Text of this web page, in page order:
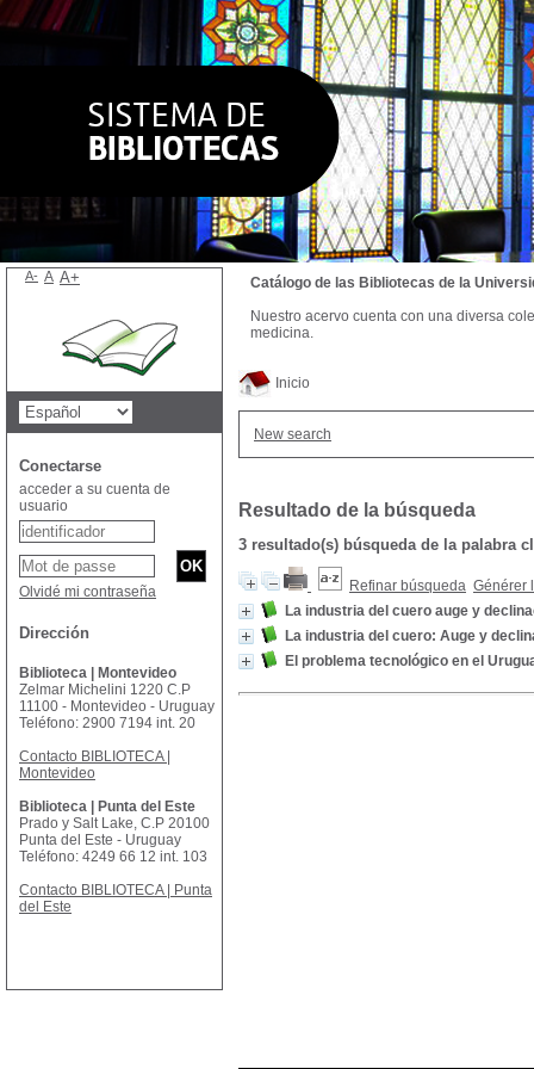
Inicio
New search
Resultado de la búsqueda
3 resultado(s) búsqueda de la palabra
Refinar búsqueda Générer
La industria del cuero auge y
La industria del cuero: Auge y
El problema tecnológico en el
Catálogo de las Bibliotecas de la
Nuestro acervo cuenta con una diversa
medicina.
A- A A+
Conectarse
acceder a su cuenta de
usuario
Olvidé mi contraseña
Dirección
Biblioteca | Montevideo
Zelmar Michelini 1220 C.P
11100 - Montevideo - Uruguay
Teléfono: 2900 7194 int. 20
Contacto BIBLIOTECA |
Montevideo
Biblioteca | Punta del Este
Prado y Salt Lake, C.P 20100
Punta del Este - Uruguay
Teléfono: 4249 66 12 int. 103
Contacto BIBLIOTECA | Punta
del Este